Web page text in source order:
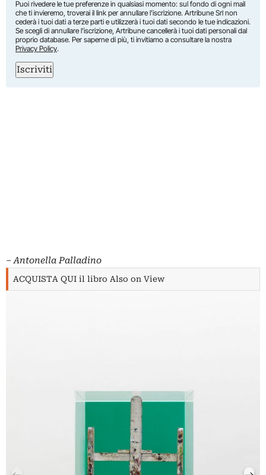
Puoi rivedere le tue preferenze in qualsiasi momento: sul fondo di ogni mail
che ti invieremo, troverai il link per annullare l’iscrizione. Artribune Srl non
cederà i tuoi dati a terze parti e utilizzerà i tuoi dati secondo le tue indicazioni.
Se scegli di annullare l’iscrizione, Artribune cancellerà i tuoi dati personali dal
proprio database. Per saperne di più, ti invitiamo a consultare la nostra
Privacy Policy.
Iscriviti
‒ Antonella Palladino
ACQUISTA QUI il libro Also on View